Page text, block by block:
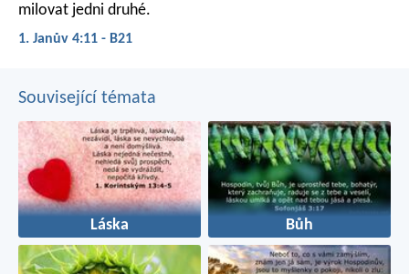
milovat jedni druhé.
1. Janův 4:11 - B21
Související témata
Láska Bůh